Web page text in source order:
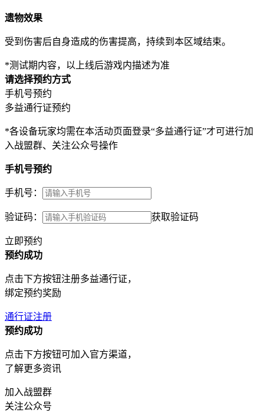
遗物效果
受到伤害后自身造成的伤害提高，持续到本区域结束。
*测试期内容，以上线后游戏内描述为准
请选择预约方式
手机号预约
多益通行证预约
*各设备玩家均需在本活动页面登录“多益通行证”才可进行加
入战盟群、关注公众号操作
手机号预约
手机号：
验证码： 获取验证码
立即预约
预约成功
点击下方按钮注册多益通行证，
绑定预约奖励
通行证注册
预约成功
点击下方按钮可加入官方渠道，
了解更多资讯
加入战盟群
关注公众号